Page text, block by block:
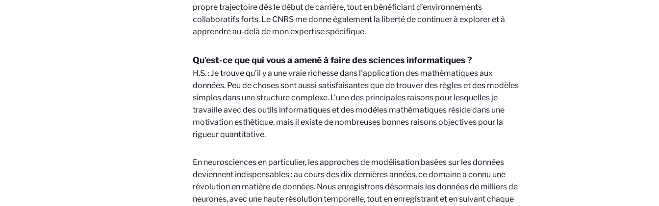
propre trajectoire dès le début de carrière, tout en bénéficiant d’environnements
collaboratifs forts. Le CNRS me donne également la liberté de continuer à explorer et à
apprendre au-delà de mon expertise spécifique.
Qu’est-ce que qui vous a amené à faire des sciences informatiques ?
H.S. : Je trouve qu’il y a une vraie richesse dans l'application des mathématiques aux
données. Peu de choses sont aussi satisfaisantes que de trouver des règles et des modèles
simples dans une structure complexe. L'une des principales raisons pour lesquelles je
travaille avec des outils informatiques et des modèles mathématiques réside dans une
motivation esthétique, mais il existe de nombreuses bonnes raisons objectives pour la
rigueur quantitative.
En neurosciences en particulier, les approches de modélisation basées sur les données
deviennent indispensables : au cours des dix dernières années, ce domaine a connu une
révolution en matière de données. Nous enregistrons désormais les données de milliers de
neurones, avec une haute résolution temporelle, tout en enregistrant et en suivant chaque